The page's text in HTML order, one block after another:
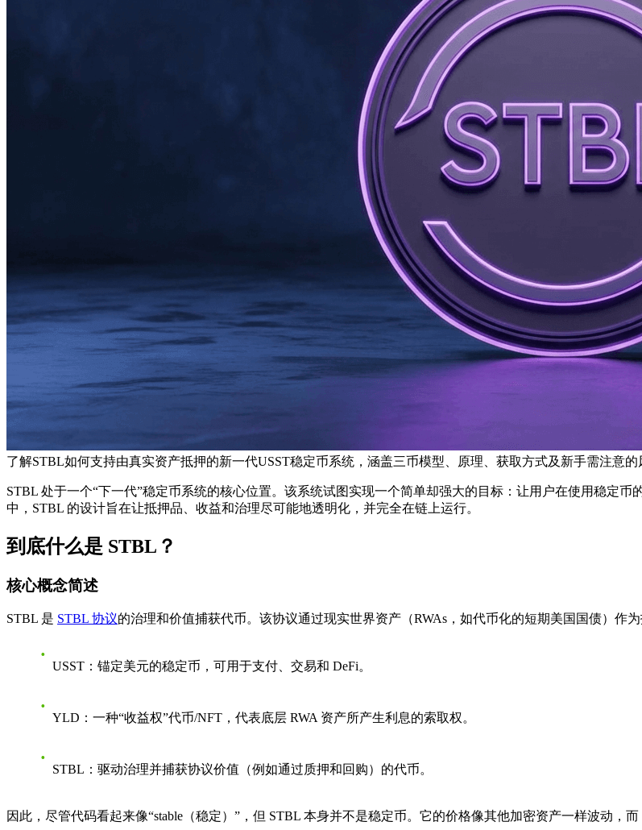
了解STBL如何支持由真实资产抵押的新一代USST稳定币系统，涵盖三币模型、原理、获取方式及新手需注意的
STBL 处于一个“下一代”稳定币系统的核心位置。该系统试图实现一个简单却强大的目标：让用户在使用稳定
中，STBL 的设计旨在让抵押品、收益和治理尽可能地透明化，并完全在链上运行。
到底什么是 STBL？
核心概念简述
STBL 是 STBL 协议的治理和价值捕获代币。该协议通过现实世界资产（RWAs，如代币化的短期美国国债）作
USST ：锚定美元的稳定币，可用于支付、交易和 DeFi。
YLD ：一种“收益权”代币/NFT，代表底层 RWA 资产所产生利息的索取权。
STBL ：驱动治理并捕获协议价值（例如通过质押和回购）的代币。
因此，尽管代码看起来像“stable（稳定）”，但 STBL 本身并不是稳定币。它的价格像其他加密资产一样波动，而